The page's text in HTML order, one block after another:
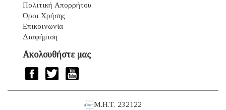
Πολιτική Απορρήτου
Όροι Χρήσης
Επικοινωνία
Διαφήμιση
Ακολουθήστε μας
Μ.Η.Τ. 232122